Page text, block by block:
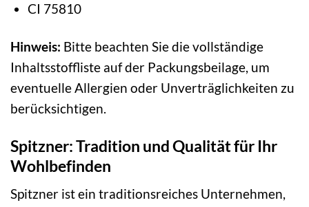
CI 75810
Hinweis: Bitte beachten Sie die vollständige
Inhaltsstoffliste auf der Packungsbeilage, um
eventuelle Allergien oder Unverträglichkeiten zu
berücksichtigen.
Spitzner: Tradition und Qualität für Ihr
Wohlbefinden
Spitzner ist ein traditionsreiches Unternehmen,